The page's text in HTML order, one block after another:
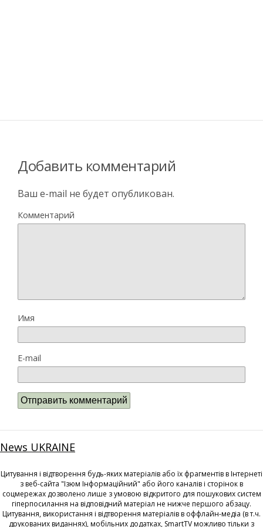
Добавить комментарий
Ваш e-mail не будет опубликован.
Комментарий
Имя
E-mail
News UKRAINE
Цитування і відтворення будь-яких матеріалів або їх фрагментів в Інтернеті
з веб-сайта "Ізюм Інформаційний" або його каналів і сторінок в
соцмережах дозволено лише з умовою відкритого для пошукових систем
гіперпосилання на відповідний матеріал не нижче першого абзацу.
Цитування, використання і відтворення матеріалів в оффлайн-медіа (в т.ч.
друкованих виданнях), мобільних додатках, SmartTV можливо тільки з